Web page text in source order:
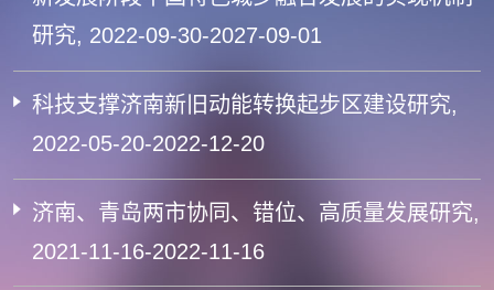
研究, 2022-09-30-2027-09-01
科技支撑济南新旧动能转换起步区建设研究,
2022-05-20-2022-12-20
济南、青岛两市协同、错位、高质量发展研究,
2021-11-16-2022-11-16